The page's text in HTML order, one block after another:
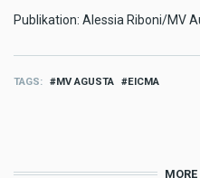
Publikation: Alessia Riboni/MV
TAGS MV AGUSTA EICMA